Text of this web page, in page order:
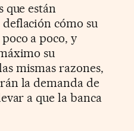
que están
cómo su
a poco, y
su
mismas razones,
la demanda de
a que la banca